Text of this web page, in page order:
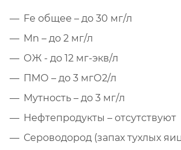
Fe общее – до 30 мг/л
Mn – до 2 мг/л
ОЖ - до 12 мг-экв/л
ПМО – до 3 мгО2/л
Мутность – до 3 мг/л
Нефтепродукты – отсутствуют
Сероводород (запах тухлых